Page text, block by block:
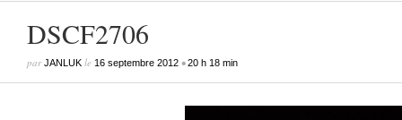
DSCF2706
parJANLUK le 16 septembre 2012 •20 h 18 min